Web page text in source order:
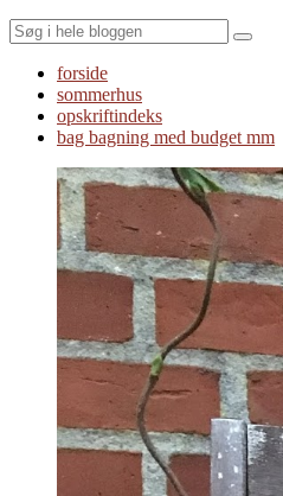
Search
forside
sommerhus
opskriftindeks
bag bagning med budget mm